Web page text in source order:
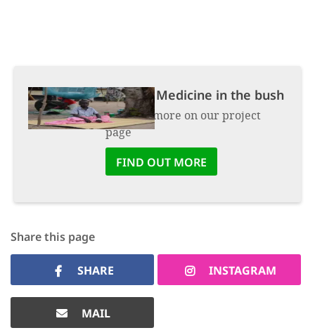
Project:Medicine in the bush
Find out more on our project
page
FIND OUT MORE
Share this page
SHARE INSTAGRAM
MAIL